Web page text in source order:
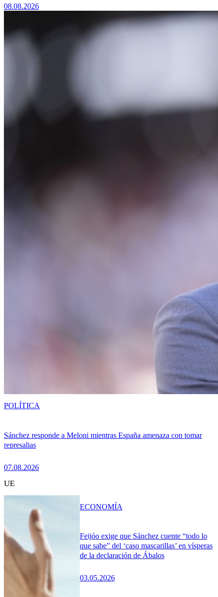
08.08.2026
Sánchez responde a Meloni mientras España amenaza con tomar
represalias
07.08.2026
POLÍTICA
UE
Feijóo exige que Sánchez cuente “todo lo
que sabe” del ‘caso mascarillas’ en vísperas
de la declaración de Ábalos
03.05.2026
ECONOMÍA